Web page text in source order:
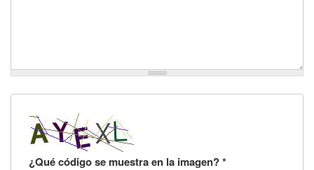
¿Qué código se muestra en la imagen?*